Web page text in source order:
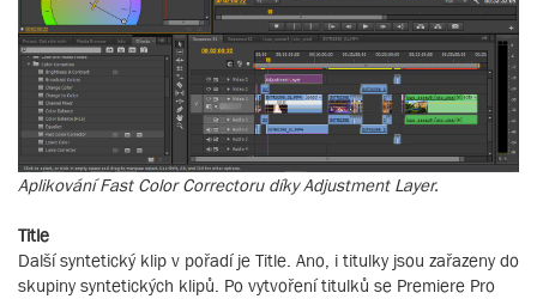
Aplikování Fast Color Correctoru díky Adjustment Layer.
Title
Další syntetický klip v pořadí je Title. Ano, i titulky jsou zařazeny do
skupiny syntetických klipů. Po vytvoření titulků se Premiere Pro